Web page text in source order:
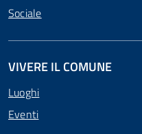
Sociale
VIVERE IL COMUNE
Luoghi
Eventi